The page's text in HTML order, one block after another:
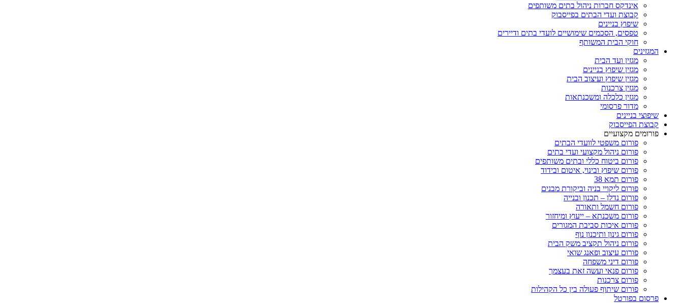
אינדקס חברות ניהול בתים משותפים
קבוצת ועדי הבתים בפייסבוק
שיפוץ בניינים
טפסים, הסכמים שימושיים לועדי בתים ודיירים
חוקי הבית המשותף
המגזינים
מגזין ועד הבית
מגזין שיפוץ בניינים
מגזין שיפוץ ועיצוב הבית
מגזין צרכנות
מגזין כלכלה ומשכנתאות
מדור פרסומי
שיפוצי בניינים
קבוצת הפייסבוק
פורומים מקצועיים
פורום משפטי לוועדי הבתים
פורום ניהול מקצועי ועדי בתים
פורום ביטוח כללי ובתים משותפים
פורום שיפוץ ובינוי, איטום ובידוד
פורום תמא 38
פורום ליקויי בניה וביקורת מבנים
פורום נדלן – תכנון ובנייה
פורום חשמל ותאורה
פורום משכנתא – ייעוץ ומיחזור
פורום איכות סביבת המגורים
פורום גינון ותיכנון נוף
פורום ניהול תקציב משק הבית
פורום עיצוב ופאנג שואי
פורום דיני משפחה
פורום פנאי ועשה זאת בעצמך
פורום צרכנות
פורום שיתוף פעולה בין כל הקהילות
פרסום בפורטל